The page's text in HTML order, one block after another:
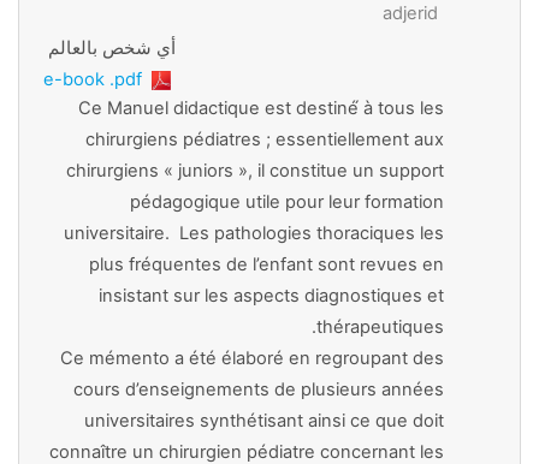
adjerid
أي شخص بالعالم
e-book .pdf
Ce Manuel didactique est destiné́ à tous les
chirurgiens pédiatres ; essentiellement aux
chirurgiens « juniors », il constitue un support
pédagogique utile pour leur formation
universitaire. Les pathologies thoraciques les
plus fréquentes de l’enfant sont revues en
insistant sur les aspects diagnostiques et
thérapeutiques.
Ce mémento a été élaboré en regroupant des
cours d’enseignements de plusieurs années
universitaires synthétisant ainsi ce que doit
connaître un chirurgien pédiatre concernant les